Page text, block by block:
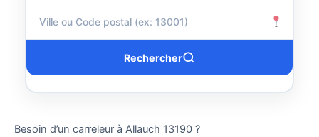
Rechercher
Besoin d’un carreleur à Allauch 13190 ?